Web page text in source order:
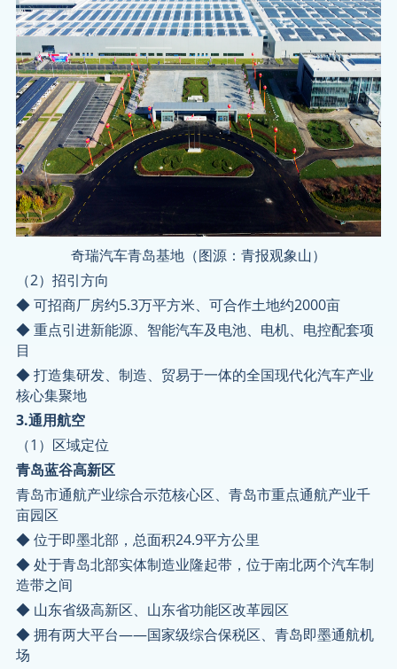
奇瑞汽车青岛基地（图源：青报观象山）
（2）招引方向
◆ 可招商厂房约5.3万平方米、可合作土地约2000亩
◆ 重点引进新能源、智能汽车及电池、电机、电控配套项
目
◆ 打造集研发、制造、贸易于一体的全国现代化汽车产业
核心集聚地
3.通用航空
（1）区域定位
青岛蓝谷高新区
青岛市通航产业综合示范核心区、青岛市重点通航产业千
亩园区
◆ 位于即墨北部，总面积24.9平方公里
◆ 处于青岛北部实体制造业隆起带，位于南北两个汽车制
造带之间
◆ 山东省级高新区、山东省功能区改革园区
◆ 拥有两大平台——国家级综合保税区、青岛即墨通航机
场